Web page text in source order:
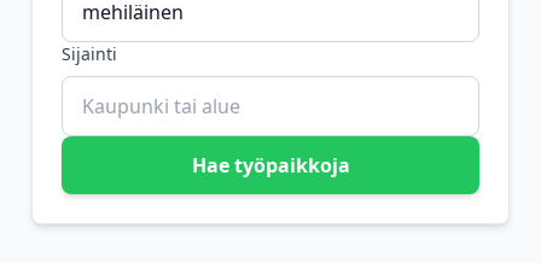
Sijainti
Hae työpaikkoja